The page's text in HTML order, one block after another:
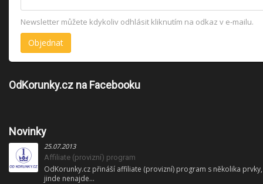
Newsletter můžete kdykoliv odhlásit kliknutím na odkaz v e-mailu.
OdKorunky.cz na Facebooku
Novinky
25.07.2013
Affiliate (provizní) program
OdKorunky.cz přináší affiliate (provizní) program s několika
jinde nenajde...